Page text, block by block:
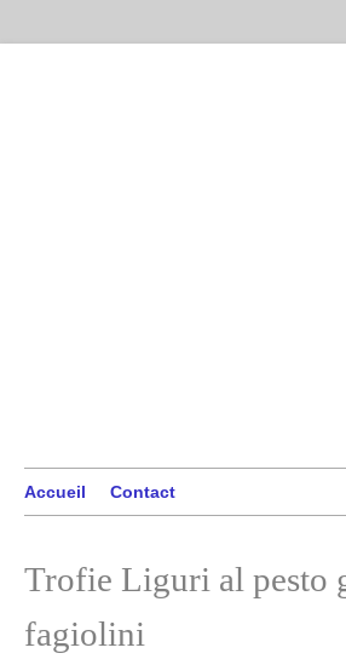
Accueil Contact
Trofie Liguri al pesto
fagiolini